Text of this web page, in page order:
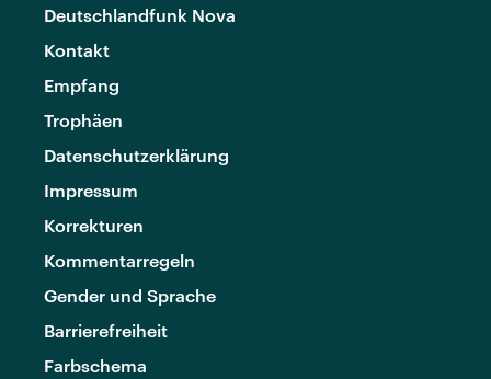
Deutschlandfunk Nova
Kontakt
Empfang
Trophäen
Datenschutzerklärung
Impressum
Korrekturen
Kommentarregeln
Gender und Sprache
Barrierefreiheit
Farbschema